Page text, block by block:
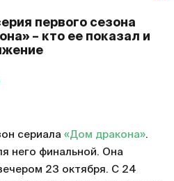
первого сезона
– кто ее показал и
сериала «Дом дракона».
него финальной. Она
23 октября. С 24